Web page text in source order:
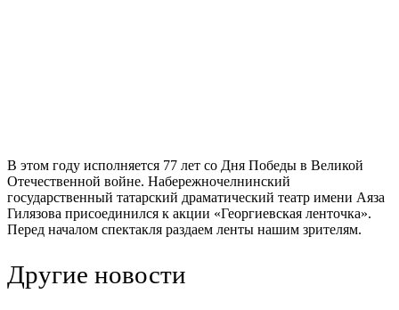
В этом году исполняется 77 лет со Дня Победы в Великой
Отечественной войне. Набережночелнинский
государственный татарский драматический театр имени Аяза
Гилязова присоединился к акции «Георгиевская ленточка».
Перед началом спектакля раздаем ленты нашим зрителям.
Другие новости